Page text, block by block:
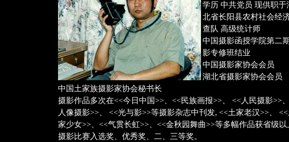
学历 中共党员 现供职于
北省长阳县农村社会经
查队 高级统计师
中国摄影函授学院第二
影专修班结业
中国摄影家协会会员
湖北省摄影家协会会员
中国土家族摄影家协会秘书长
摄影作品多次在<<今日中国>>、<<民族画报>>、 <<人民摄影>>
人像摄影>>、 <<光与影>>等摄影杂志中刊发, <<土家老汉>>、 <<
家少女>>、<<气贯长虹>>、<<金秋园舞曲>>等多幅作品获省级以
摄影比赛入选奖、优秀奖、二、三等奖。